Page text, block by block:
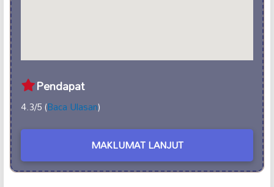
Pendapat
4.3/5 (Baca Ulasan)
MAKLUMAT LANJUT